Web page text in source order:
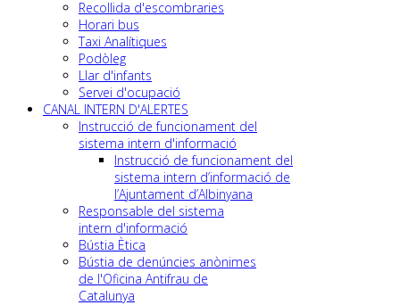
Recollida d'escombraries
Horari bus
Taxi Analítiques
Podòleg
Llar d'infants
Servei d'ocupació
CANAL INTERN D'ALERTES
Instrucció de funcionament del
sistema intern d'informació
Instrucció de funcionament del
sistema intern d’informació de
l’Ajuntament d’Albinyana
Responsable del sistema
intern d'informació
Bústia Ètica
Bústia de denúncies anònimes
de l'Oficina Antifrau de
Catalunya